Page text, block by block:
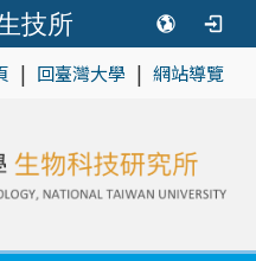
技所
| 回臺灣大學 | 網站導覽